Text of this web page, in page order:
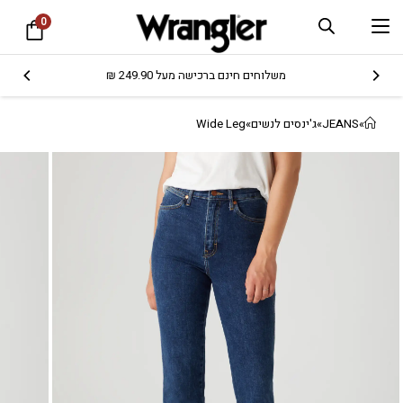
0
משלוחים חינם ברכישה מעל 249.90 ₪
»
JEANS
»ג'ינסים לנשים»
Wide Leg